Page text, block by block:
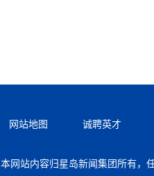
网站地图 诚聘英才
本网站内容归星岛新闻集团所有，